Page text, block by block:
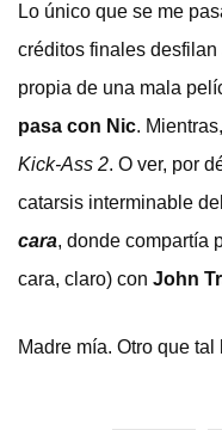
Lo único que se me
créditos finales
propia de una mala
pasa con Nic.
Kick-Ass 2. O ver, por
catarsis interminable
cara, donde compartía
cara, claro) con John
Madre mía. Otro que tal